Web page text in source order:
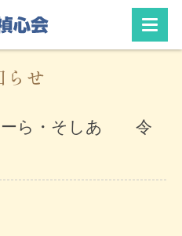
らせ
ーら・そしあ 令